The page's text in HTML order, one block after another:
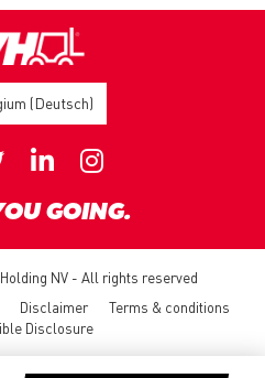
(Deutsch)
GOING.
NV - All rights reserved
Disclaimer
Terms & conditions
Disclosure